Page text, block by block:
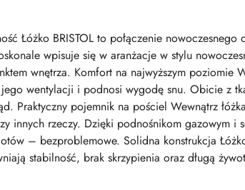
Łóżko BRISTOL to połączenie
wpisuje się w aranżacje w stylu
wnętrza. Komfort na najwyższym poziomie
wentylacji i podnosi wygodę snu. Obicie z
Praktyczny pojemnik na pościel Wewnątrz
innych rzeczy. Dzięki podnośnikom gazowym i
– bezproblemowe. Solidna konstrukcja
stabilność, brak skrzypienia oraz długą